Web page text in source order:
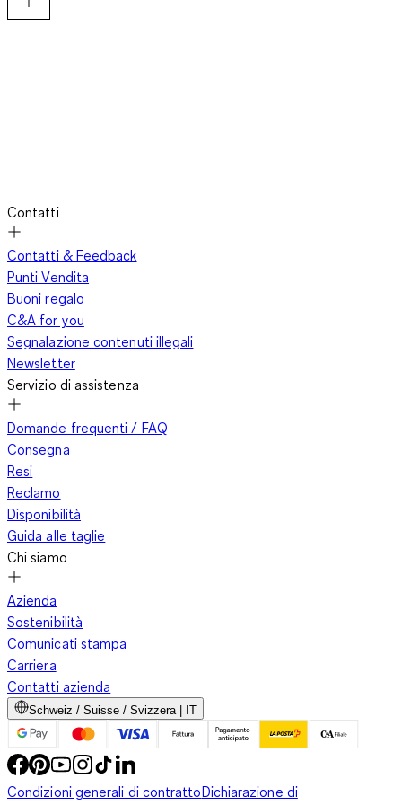
Contatti
Contatti & Feedback
Punti Vendita
Buoni regalo
C&A for you
Segnalazione contenuti illegali
Newsletter
Servizio di assistenza
Domande frequenti / FAQ
Consegna
Resi
Reclamo
Disponibilità
Guida alle taglie
Chi siamo
Azienda
Sostenibilità
Comunicati stampa
Carriera
Contatti azienda
Schweiz / Suisse / Svizzera | IT
Condizioni generali di contrattoDichiarazione di